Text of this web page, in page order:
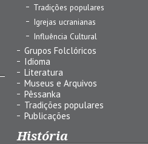
Tradições populares
Igrejas ucranianas
Influência Cultural
Grupos Folclóricos
Idioma
Literatura
Museus e Arquivos
Pêssanka
Tradições populares
Publicações
História